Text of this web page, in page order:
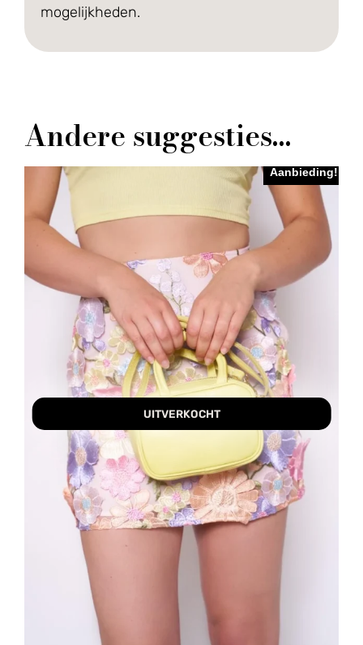
mogelijkheden.
Andere suggesties…
Aanbieding!
UITVERKOCHT